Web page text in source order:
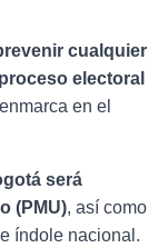
cualquier
electoral
en el
será
(PMU), así como
índole nacional.